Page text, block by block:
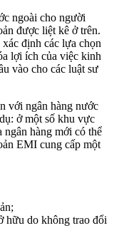
ngoài cho người
được liệt kê ở trên.
định các lựa chọn
lợi ích của việc kinh
vào cho các luật sư
với ngân hàng nước
ở một số khu vực
ngân hàng mới có thể
EMI cung cấp một
hữu do không trao đổi